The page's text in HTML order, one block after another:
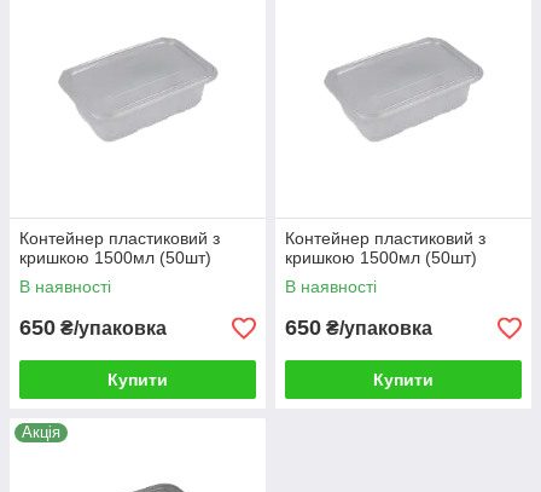
Контейнер пластиковий з
кришкою 1500мл (50шт)
В наявності
650 ₴/упаковка
Купити
Контейнер пластиковий з
кришкою 1500мл (50шт)
В наявності
650 ₴/упаковка
Купити
Акція